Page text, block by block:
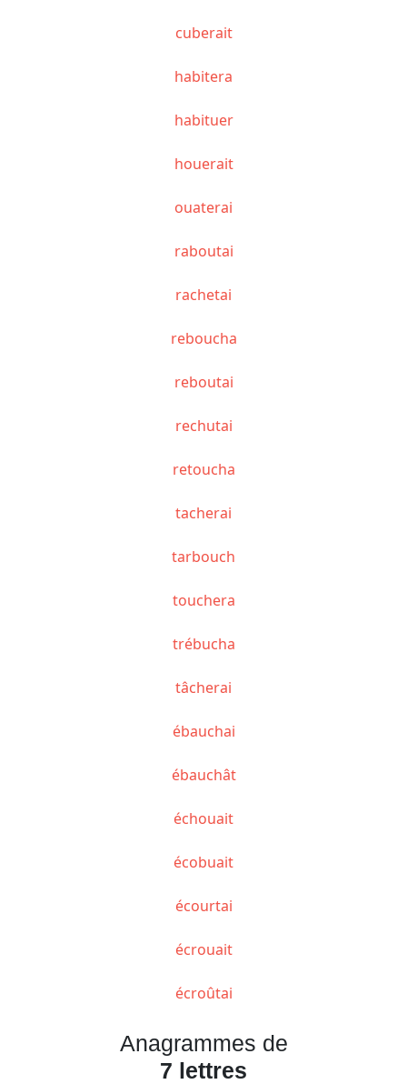
cuberait
habitera
habituer
houerait
ouaterai
raboutai
rachetai
reboucha
reboutai
rechutai
retoucha
tacherai
tarbouch
touchera
trébucha
tâcherai
ébauchai
ébauchât
échouait
écobuait
écourtai
écrouait
écroûtai
Anagrammes de
7 lettres